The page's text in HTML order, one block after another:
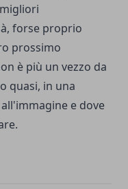
forse proprio
prossimo
è più un vezzo da
quasi, in una
e dove